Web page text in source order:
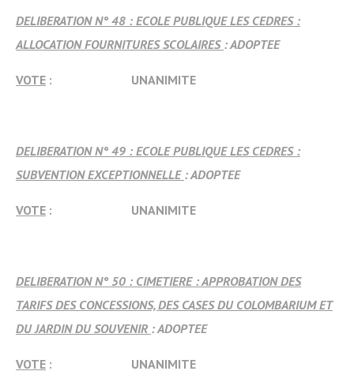
DELIBERATION N° 48 : ECOLE PUBLIQUE LES CEDRES :
ALLOCATION FOURNITURES SCOLAIRES : ADOPTEE
VOTE : UNANIMITE
DELIBERATION N° 49 : ECOLE PUBLIQUE LES CEDRES :
SUBVENTION EXCEPTIONNELLE : ADOPTEE
VOTE : UNANIMITE
DELIBERATION N° 50 : CIMETIERE : APPROBATION DES
TARIFS DES CONCESSIONS, DES CASES DU COLOMBARIUM ET
DU JARDIN DU SOUVENIR : ADOPTEE
VOTE : UNANIMITE